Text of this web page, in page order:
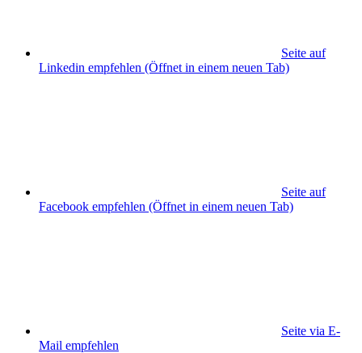
Seite auf
Linkedin empfehlen (Öffnet in einem neuen Tab)
Seite auf
Facebook empfehlen (Öffnet in einem neuen Tab)
Seite via E-
Mail empfehlen